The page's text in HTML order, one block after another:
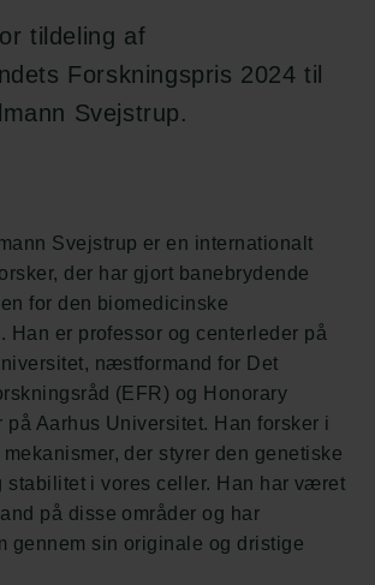
tildeling af
Forskningspris 2024 til
Svejstrup.
Svejstrup er en internationalt
der har gjort banebrydende
for den biomedicinske
Han er professor og centerleder på
næstformand for Det
(EFR) og Honorary
på Aarhus Universitet. Han forsker i
der styrer den genetiske
stabilitet i vores celler. Han har været
på disse områder og har
gennem sin originale og dristige